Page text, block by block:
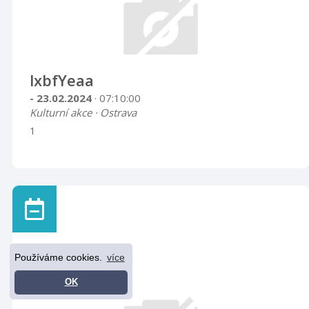
Používáme cookies. více
OK
lxbfYeaa
- 23.02.2024 · 07:10:00
Kulturní akce · Ostrava
1